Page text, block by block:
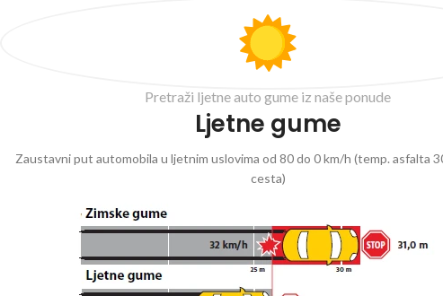
Pretraži ljetne auto gume iz naše ponude
Ljetne gume
Zaustavni put automobila u ljetnim uslovima od 80 do 0 km/h (temp. asfalta
cesta)